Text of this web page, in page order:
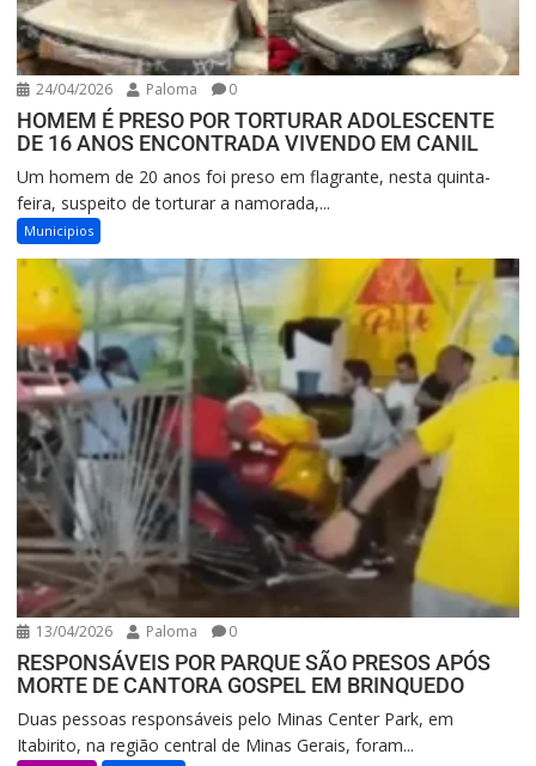
24/04/2026 Paloma 0
HOMEM É PRESO POR TORTURAR ADOLESCENTE
DE 16 ANOS ENCONTRADA VIVENDO EM CANIL
Um homem de 20 anos foi preso em flagrante, nesta quinta-
feira, suspeito de torturar a namorada,...
Municipios
13/04/2026 Paloma 0
RESPONSÁVEIS POR PARQUE SÃO PRESOS APÓS
MORTE DE CANTORA GOSPEL EM BRINQUEDO
Duas pessoas responsáveis pelo Minas Center Park, em
Itabirito, na região central de Minas Gerais, foram...